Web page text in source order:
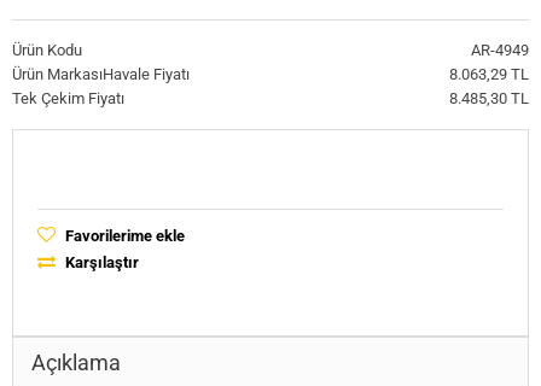
Ürün Kodu
AR-4949
Ürün MarkasıHavale Fiyatı
8.063,29 TL
Tek Çekim Fiyatı
8.485,30 TL
Favorilerime ekle
Karşılaştır
Açıklama